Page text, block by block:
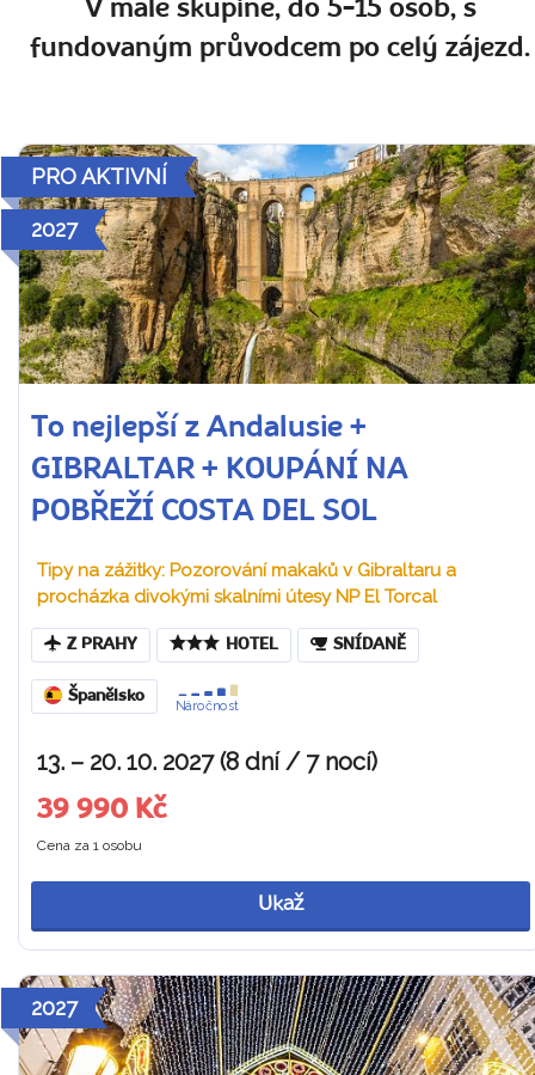
V malé skupině, do 5-15 osob, s
fundovaným průvodcem po celý zájezd.
PRO AKTIVNÍ
2027
To nejlepší z Andalusie +
GIBRALTAR + KOUPÁNÍ NA
POBŘEŽÍ COSTA DEL SOL
Tipy na zážitky: Pozorování makaků v Gibraltaru a
procházka divokými skalními útesy NP El Torcal
Z PRAHY HOTEL SNÍDANĚ
Španělsko
Náročnost
13. – 20. 10. 2027 (8 dní / 7 nocí)
39 990 Kč
Cena za 1 osobu
Ukaž
2027